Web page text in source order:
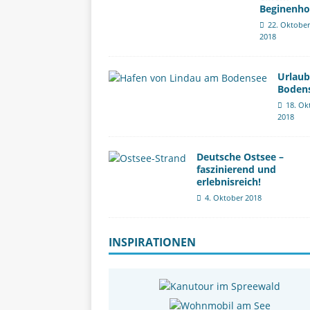
22. Oktober
2018
18.
2018
Deutsche Ostsee –
faszinierend und
erlebnisreich!
4. Oktober 2018
INSPIRATIONEN